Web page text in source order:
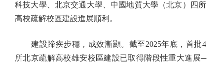
科技大學、北京交通大學、中國地質大學（北京）四所
高校疏解校區建設進展順利。
建設蹄疾步穩，成效漸顯。截至2025年底，首批4
所北京疏解高校雄安校區建設已取得階段性重大進展─